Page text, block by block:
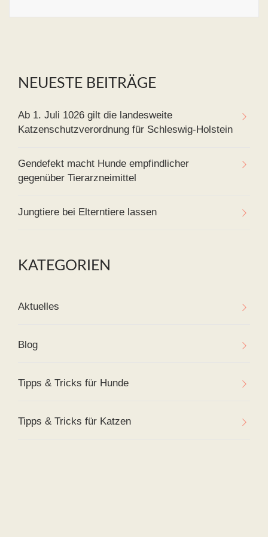
NEUESTE BEITRÄGE
Ab 1. Juli 1026 gilt die landesweite
Katzenschutzverordnung für Schleswig-Holstein
Gendefekt macht Hunde empfindlicher
gegenüber Tierarzneimittel
Jungtiere bei Elterntiere lassen
KATEGORIEN
Aktuelles
Blog
Tipps & Tricks für Hunde
Tipps & Tricks für Katzen